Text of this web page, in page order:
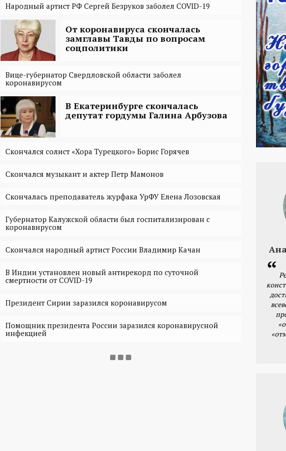
Народный артист РФ Сергей Безруков заболел COVID-19
От коронавируса скончалась
замглавы Тавды по вопросам
соцполитики
Вице-губернатор Свердловской области заболел
коронавирусом
В Екатеринбурге скончалась
депутат гордумы Галина Арбузова
Скончался солист «Хора Турецкого» Борис Горячев
Скончался музыкант и актер Петр Мамонов
Скончалась преподаватель журфака УрФУ Елена Лозовская
Губернатор Калужской области был госпитализирован с
коронавирусом
Скончался народный артист России Владимир Качан
В Индии установлен новый антирекорд по суточной
смертности от COVID-19
Президент Сирии заразился коронавирусом
Помощник президента России заразился коронавирусной
инфекцией